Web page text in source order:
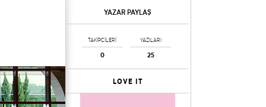
YAZAR PAYLAŞ
TAKİPÇİLERİ
0
YAZILARI
25
LOVE IT